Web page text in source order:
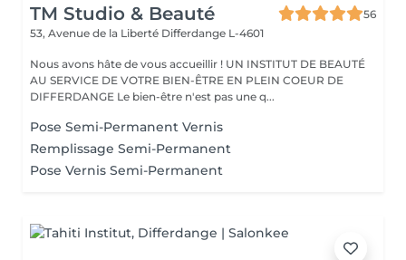
TM Studio & Beauté
56
53, Avenue de la Liberté Differdange L-4601
Nous avons hâte de vous accueillir ! UN INSTITUT DE BEAUTÉ
AU SERVICE DE VOTRE BIEN-ÊTRE EN PLEIN COEUR DE
DIFFERDANGE Le bien-être n'est pas une q...
Pose Semi-Permanent Vernis
Remplissage Semi-Permanent
Pose Vernis Semi-Permanent